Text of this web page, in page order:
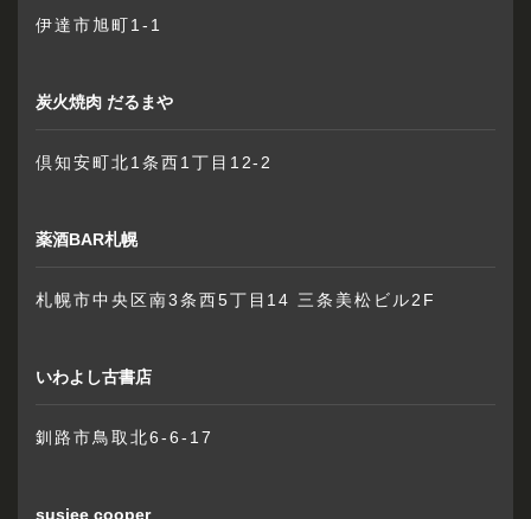
伊達市旭町1-1
炭火焼肉 だるまや
倶知安町北1条西1丁目12-2
薬酒BAR札幌
札幌市中央区南3条西5丁目14 三条美松ビル2F
いわよし古書店
釧路市鳥取北6-6-17
susiee cooper